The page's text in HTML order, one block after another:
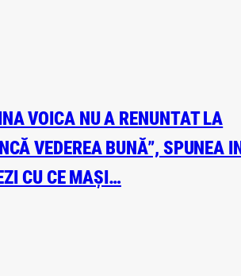
VOICA NU A RENUNTAT LA
VEDEREA BUNĂ”, SPUNEA IN
CU CE MAȘI…